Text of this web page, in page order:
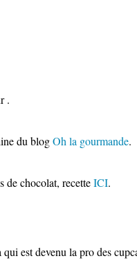
.
du blogOh la gourmande.
de chocolat, recetteICI.
est devenu la pro des